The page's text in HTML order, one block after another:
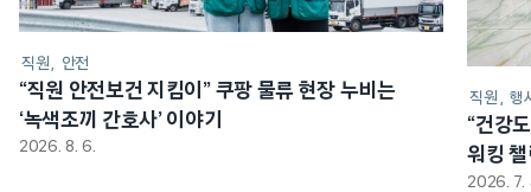
직원 안전
“직원 안전보건 지킴이” 쿠팡 물류 현장 누비는
‘녹색조끼 간호사’ 이야기
2026. 8. 6.
직원 행
“건강
워킹
2026. 7.